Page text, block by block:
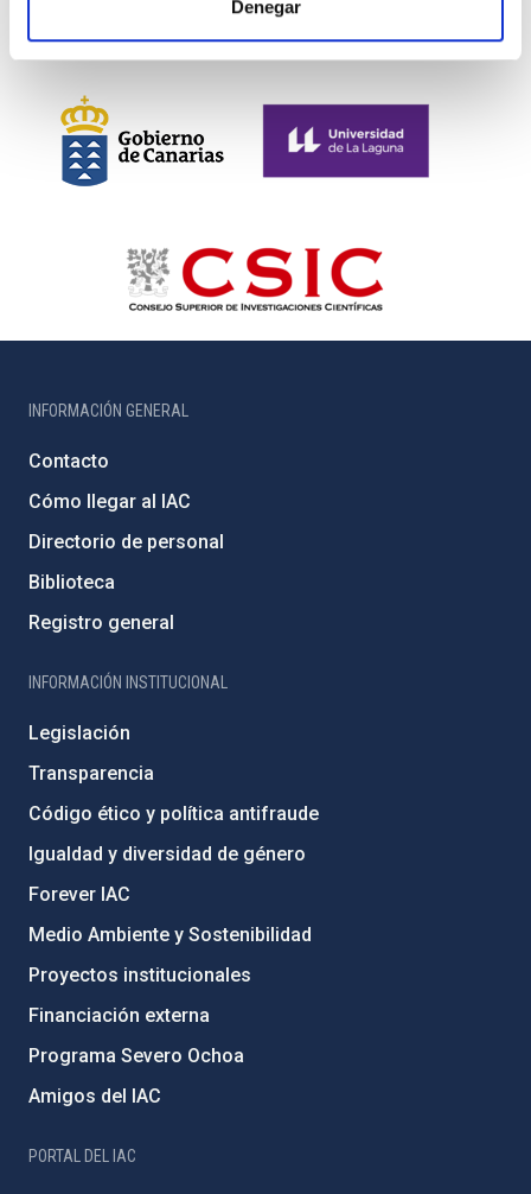
Denegar
INFORMACIÓN GENERAL
Contacto
Cómo llegar al IAC
Directorio de personal
Biblioteca
Registro general
INFORMACIÓN INSTITUCIONAL
Legislación
Transparencia
Código ético y política antifraude
Igualdad y diversidad de género
Forever IAC
Medio Ambiente y Sostenibilidad
Proyectos institucionales
Financiación externa
Programa Severo Ochoa
Amigos del IAC
PORTAL DEL IAC